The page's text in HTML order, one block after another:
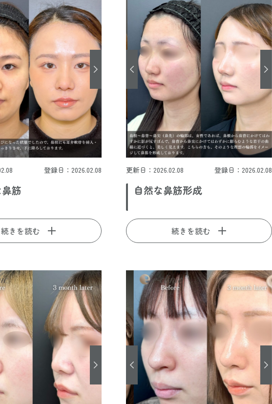
登録日：2026.02.08
筋
続きを読む
更新日：2026.02.08 登録日：2026.02.08
自然な鼻筋形成
続きを読む